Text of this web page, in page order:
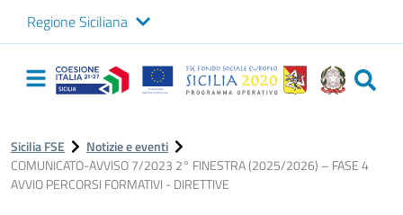
Regione Siciliana
Logo Sicilia FSE
Navigazione
principale
Sicilia FSE
Notizie e eventi
COMUNICATO-AVVISO 7/2023 2° FINESTRA (2025/2026) – FASE 4
AVVIO PERCORSI FORMATIVI - DIRETTIVE